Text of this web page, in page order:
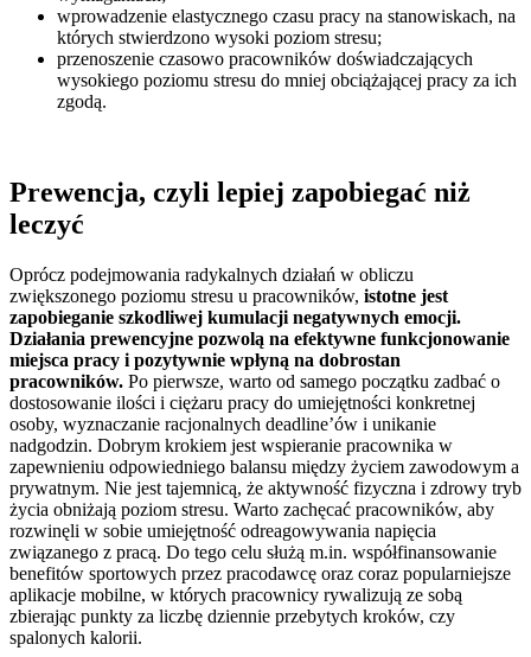
wprowadzenie elastycznego czasu pracy na stanowiskach, na
których stwierdzono wysoki poziom stresu;
przenoszenie czasowo pracowników doświadczających
wysokiego poziomu stresu do mniej obciążającej pracy za ich
zgodą.
Prewencja, czyli lepiej zapobiegać niż
leczyć
Oprócz podejmowania radykalnych działań w obliczu
zwiększonego poziomu stresu u pracowników, istotne jest
zapobieganie szkodliwej kumulacji negatywnych emocji.
Działania prewencyjne pozwolą na efektywne funkcjonowanie
miejsca pracy i pozytywnie wpłyną na dobrostan
pracowników. Po pierwsze, warto od samego początku zadbać o
dostosowanie ilości i ciężaru pracy do umiejętności konkretnej
osoby, wyznaczanie racjonalnych deadline’ów i unikanie
nadgodzin. Dobrym krokiem jest wspieranie pracownika w
zapewnieniu odpowiedniego balansu między życiem zawodowym a
prywatnym. Nie jest tajemnicą, że aktywność fizyczna i zdrowy tryb
życia obniżają poziom stresu. Warto zachęcać pracowników, aby
rozwinęli w sobie umiejętność odreagowywania napięcia
związanego z pracą. Do tego celu służą m.in. współfinansowanie
benefitów sportowych przez pracodawcę oraz coraz popularniejsze
aplikacje mobilne, w których pracownicy rywalizują ze sobą
zbierając punkty za liczbę dziennie przebytych kroków, czy
spalonych kalorii.